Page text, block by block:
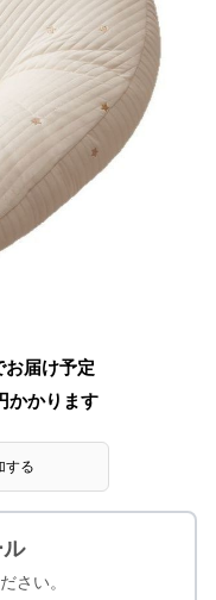
お届け予定
かかります
する
さい。